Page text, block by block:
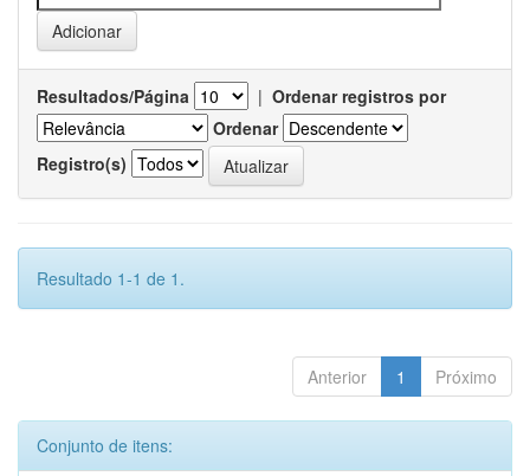
Resultados/Página | Ordenar registros por
Ordenar
Registro(s)
Resultado 1-1 de 1.
Anterior 1 Próximo
Conjunto de itens: